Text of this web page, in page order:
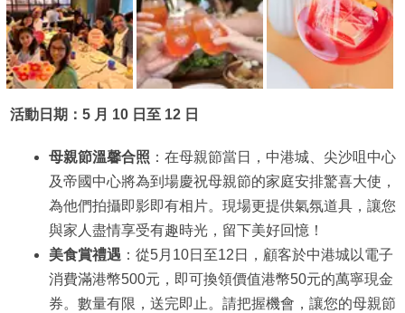
活動日期：5 月 10 日至 12 日
母親節溫馨合照 ：在母親節當日，中港城、尖沙咀中心
及帝國中心將為到場慶祝母親節的家庭安排驚喜大使，
為他們拍攝即影即有相片。現場更提供氣氛道具，讓您
與家人盡情享受有趣時光，留下美好回憶！
美食賞禮遇 ：從5月10日至12日，顧客於中港城以電子
消費滿港幣500元，即可換領價值港幣50元的萬寧現金
券。數量有限，送完即止。請把握機會，讓您的母親節